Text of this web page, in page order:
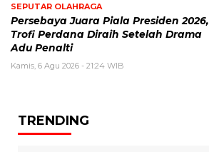
SEPUTAR OLAHRAGA
Persebaya Juara Piala Presiden 2026,
Trofi Perdana Diraih Setelah Drama
Adu Penalti
Kamis, 6 Agu 2026 - 21:24 WIB
TRENDING